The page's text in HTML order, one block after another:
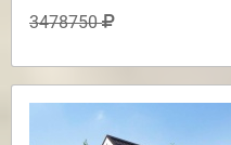
3478750